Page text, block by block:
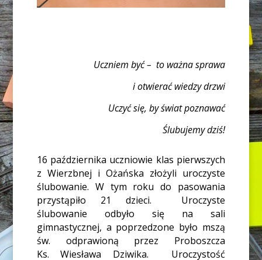
Uczniem być – to ważna sprawa
i otwierać wiedzy drzwi
Uczyć się, by świat poznawać
Ślubujemy dziś!
16 października uczniowie klas pierwszych
z Wierzbnej i Ożańska złożyli uroczyste
ślubowanie. W tym roku do pasowania
przystąpiło 21 dzieci.
Uroczyste
ślubowanie odbyło się na sali
gimnastycznej, a poprzedzone było mszą
św. odprawioną przez Proboszcza
Ks. Wiesława Dziwika.
Uroczystość